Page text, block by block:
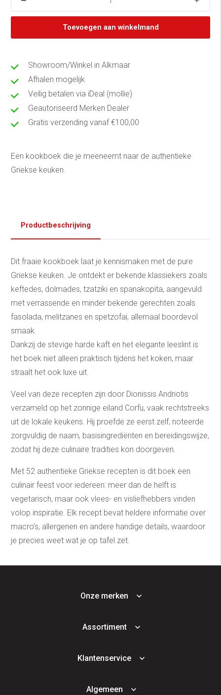
Toevoegen aan winkelmand
Showroom/Winkel in Alkmaar
Afhalen mogelijk
Veilig betalen via iDeal (mollie)
Geautoriseerd Merken Dealer
Gratis verzending vanaf €100,00
Een kookboek die je meeneemt naar de authentieke
Griekse keuken.
Productbeschrijving
Dit fraaie kookboek laat je kennismaken met de pure
Griekse keuken. Je ontdekt er bekende klassiekers zoals
keftedes, dolmades, tzatziki en spanakopita, aangevuld
met verrassende en minder bekende gerechten zoals
fasolada, melitzanes en spetzofai, allemaal boordevol
smaak.
Dankzij de stevige harde kaft en het elegante leeslint is
het boek niet alleen praktisch tijdens het koken, maar
straalt het ook luxe uit.
Veel van deze recepten zijn door Dionissis Andriotis
verzameld op het zonnige eiland Corfu, vaak rechtstreeks
uit de lokale keukens. Hij proefde ze eerst zelf, noteerde
zorgvuldig de naam, basisingrediënten en bereidingswijze,
zodat hij deze culinaire tradities kon doorgeven.
Met 52 authentieke Griekse recepten is dit boek een
culinair feest voor iedereen: meer dan de helft is
vegetarisch, maar ook vlees- en visliefhebbers vinden
volop inspiratie. Elk recept bevat heldere informatie over
macro’s, allergenen en andere handige details, waardoor
je precies weet wat je op tafel zet.
Onze merken
Assortiment
Klantenservice
Algemeen